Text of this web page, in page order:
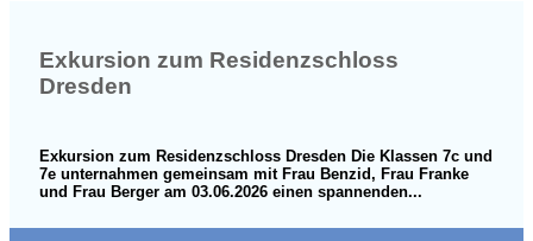
Exkursion zum Residenzschloss
Dresden
Exkursion zum Residenzschloss Dresden Die Klassen 7c und
7e unternahmen gemeinsam mit Frau Benzid, Frau Franke
und Frau Berger am 03.06.2026 einen spannenden...